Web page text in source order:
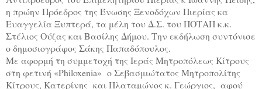
η πρώην Πρόεδρος της Ένωσης Ξενοδόχων Πιερίας κα
Ευαγγελία Ξυπτερά, τα μέλη του Δ.Σ. του ΠΟΤΑΠ κ.κ.
Στέλιος Ούζας και Βασίλης Δήμου. Την εκδήλωση συντόνισε
ο δημοσιογράφος Σάκης Παπαδόπουλος.
Με αφορμή τη συμμετοχή της Ιεράς Μητροπόλεως Κίτρους
στη φετινή «Philoxenia» ο Σεβασμιώτατος Μητροπολίτης
Κίτρους, Κατερίνης και Πλαταμώνος κ. Γεώργιος, αφού